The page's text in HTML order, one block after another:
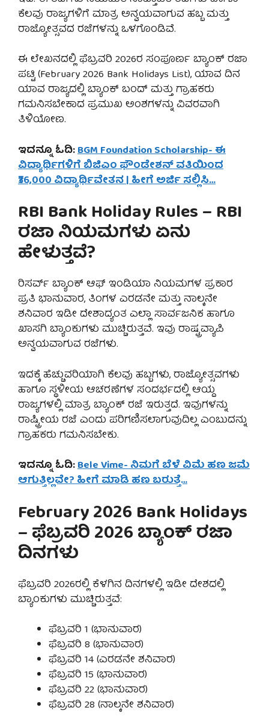
ಕೆಲವು ರಾಜ್ಯಗಳಿಗೆ ಮಾತ್ರ ಅನ್ವಯವಾಗುವ ಹಬ್ಬ ಮತ್ತು
ರಾಜ್ಯೋತ್ಸವದ ರಜೆಗಳನ್ನು ಒಳಗೊಂಡಿವೆ.
ಈ ಲೇಖನದಲ್ಲಿ ಫೆಬ್ರವರಿ 2026ರ ಸಂಪೂರ್ಣ ಬ್ಯಾಂಕ್ ರಜಾ
ಪಟ್ಟಿ (February 2026 Bank Holidays List), ಯಾವ ದಿನ
ಯಾವ ರಾಜ್ಯದಲ್ಲಿ ಬ್ಯಾಂಕ್ ಬಂದ್ ಮತ್ತು ಗ್ರಾಹಕರು
ಗಮನಿಸಬೇಕಾದ ಪ್ರಮುಖ ಅಂಶಗಳನ್ನು ವಿವರವಾಗಿ
ತಿಳಿಯೋಣ.
ಇದನ್ನೂ ಓದಿ:BGM Foundation Scholarship- ಈ
ವಿದ್ಯಾರ್ಥಿಗಳಿಗೆ ಬಿಜಿಎಂ ಫೌಂಡೇಶನ್ ವತಿಯಿಂದ
₹36,000 ವಿದ್ಯಾರ್ಥಿವೇತನ | ಹೀಗೆ ಅರ್ಜಿ ಸಲ್ಲಿಸಿ…
RBI Bank Holiday Rules – RBI
ರಜಾ ನಿಯಮಗಳು ಏನು
ಹೇಳುತ್ತವೆ?
ರಿಸರ್ವ್ ಬ್ಯಾಂಕ್ ಆಫ್ ಇಂಡಿಯಾ ನಿಯಮಗಳ ಪ್ರಕಾರ
ಪ್ರತಿ ಭಾನುವಾರ, ತಿಂಗಳ ಎರಡನೇ ಮತ್ತು ನಾಲ್ಕನೇ
ಶನಿವಾರ ಇಡೀ ದೇಶಾದ್ಯಂತ ಎಲ್ಲಾ ಸಾರ್ವಜನಿಕ ಹಾಗೂ
ಖಾಸಗಿ ಬ್ಯಾಂಕುಗಳು ಮುಚ್ಚಿರುತ್ತವೆ. ಇವು ರಾಷ್ಟ್ರವ್ಯಾಪಿ
ಅನ್ವಯವಾಗುವ ರಜೆಗಳು.
ಇದಕ್ಕೆ ಹೆಚ್ಚುವರಿಯಾಗಿ ಕೆಲವು ಹಬ್ಬಗಳು, ರಾಜ್ಯೋತ್ಸವಗಳು
ಹಾಗೂ ಸ್ಥಳೀಯ ಆಚರಣೆಗಳ ಸಂದರ್ಭದಲ್ಲಿ ಆಯ್ದ
ರಾಜ್ಯಗಳಲ್ಲಿ ಮಾತ್ರ ಬ್ಯಾಂಕ್ ರಜೆ ಇರುತ್ತದೆ. ಇವುಗಳನ್ನು
ರಾಷ್ಟ್ರೀಯ ರಜೆ ಎಂದು ಪರಿಗಣಿಸಲಾಗುವುದಿಲ್ಲ ಎಂಬುದನ್ನು
ಗ್ರಾಹಕರು ಗಮನಿಸಬೇಕು.
ಇದನ್ನೂ ಓದಿ:Bele Vime- ನಿಮಗೆ ಬೆಳೆ ವಿಮೆ ಹಣ ಜಮೆ
ಆಗುತ್ತಿಲ್ಲವೇ? ಹೀಗೆ ಮಾಡಿ ಹಣ ಬರುತ್ತೆ…
February 2026 Bank Holidays
– ಫೆಬ್ರವರಿ 2026 ಬ್ಯಾಂಕ್ ರಜಾ
ದಿನಗಳು
ಫೆಬ್ರವರಿ 2026ರಲ್ಲಿ ಕೆಳಗಿನ ದಿನಗಳಲ್ಲಿ ಇಡೀ ದೇಶದಲ್ಲಿ
ಬ್ಯಾಂಕುಗಳು ಮುಚ್ಚಿರುತ್ತವೆ:
ಫೆಬ್ರವರಿ 1 (ಭಾನುವಾರ)
ಫೆಬ್ರವರಿ 8 (ಭಾನುವಾರ)
ಫೆಬ್ರವರಿ 14 (ಎರಡನೇ ಶನಿವಾರ)
ಫೆಬ್ರವರಿ 15 (ಭಾನುವಾರ)
ಫೆಬ್ರವರಿ 22 (ಭಾನುವಾರ)
ಫೆಬ್ರವರಿ 28 (ನಾಲ್ಕನೇ ಶನಿವಾರ)